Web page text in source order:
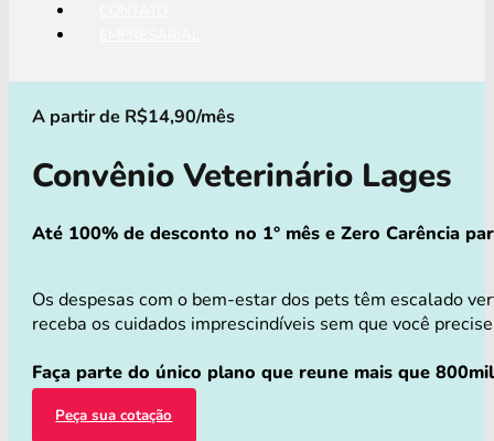
A partir de R$14,90/mês
Convênio Veterinário Lages
Até 100% de desconto no 1° mês e Zero Carência
Os despesas com o bem-estar dos pets têm escalado
receba os cuidados imprescindíveis sem que você
Faça parte do único plano que reune mais que
Peça sua cotação